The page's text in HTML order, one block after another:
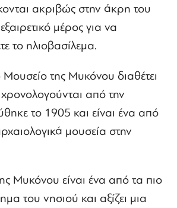
ακριβώς στην άκρη του
μέρος για να
το ηλιοβασίλεμα.
της Μυκόνου διαθέτει
από την
το 1905 και είναι ένα από
μουσεία στην
Μυκόνου είναι ένα από τα πιο
του νησιού και αξίζει μια